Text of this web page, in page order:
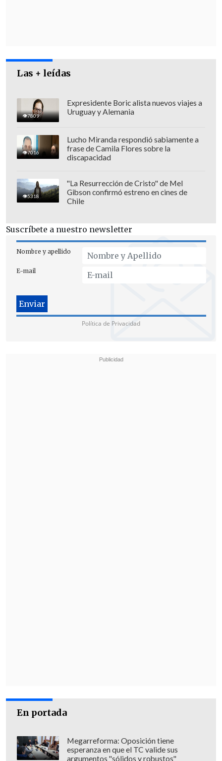
Las + leídas
7809
Expresidente Boric alista nuevos viajes a
Uruguay y Alemania
7016
Lucho Miranda respondió sabiamente a
frase de Camila Flores sobre la
discapacidad
5318
"La Resurrección de Cristo" de Mel
Gibson confirmó estreno en cines de
Chile
Suscríbete a nuestro newsletter
Nombre y apellido
E-mail
Política de Privacidad
En portada
Megarreforma: Oposición tiene
esperanza en que el TC valide sus
argumentos "sólidos y robustos"